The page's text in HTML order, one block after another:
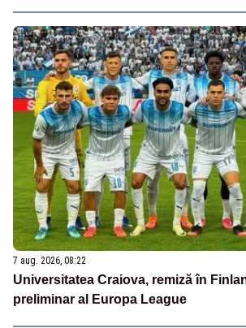
7 aug. 2026, 08:22
Universitatea Craiova, remiză în
preliminar al Europa League